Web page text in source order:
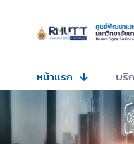
หน้าแรก บริ